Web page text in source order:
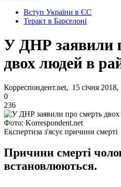
Вступ України в ЄС
Теракт в Барселоні
У ДНР заявили
двох людей в
Корреспондент.net, 15 січня 2018,
0
236
Фото: Korrespondent.net
Експертиза з'ясує причини смерті
Причини смерті
встановлюються.